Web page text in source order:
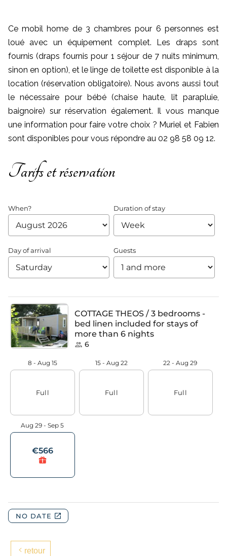
Ce mobil home de 3 chambres pour 6 personnes est
loué avec un équipement complet. Les draps sont
fournis (draps fournis pour 1 séjour de 7 nuits minimum,
sinon en option), et le linge de toilette est disponible à la
location (réservation obligatoire). Nous avons aussi tout
le nécessaire pour bébé (chaise haute, lit parapluie,
baignoire) sur réservation également. Il vous manque
une information pour faire votre choix ? Muriel et Fabien
sont disponibles pour vous répondre au 02 98 58 09 12.
Tarifs et réservation
retour